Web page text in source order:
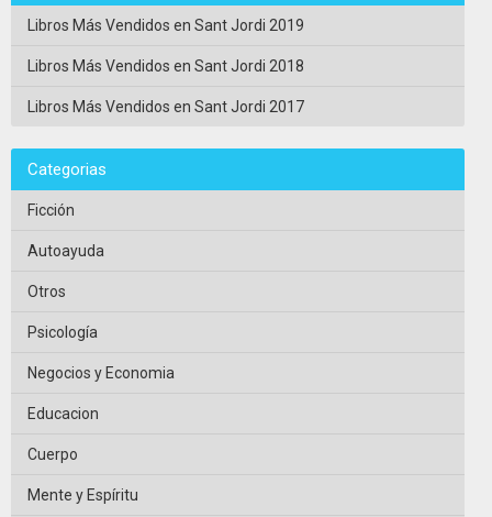
Libros Más Vendidos en Sant Jordi 2019
Libros Más Vendidos en Sant Jordi 2018
Libros Más Vendidos en Sant Jordi 2017
Categorias
Ficción
Autoayuda
Otros
Psicología
Negocios y Economia
Educacion
Cuerpo
Mente y Espíritu